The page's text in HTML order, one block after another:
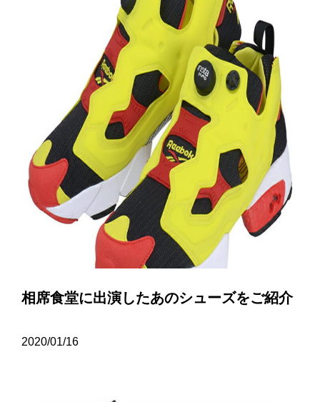
相席食堂に出演したあのシューズをご紹介
2020/01/16